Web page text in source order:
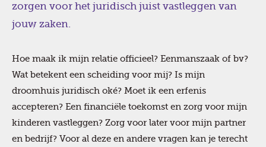
zorgen voor het juridisch juist vastleggen van
jouw zaken.
Hoe maak ik mijn relatie officieel? Eenmanszaak of bv?
Wat betekent een scheiding voor mij? Is mijn
droomhuis juridisch oké? Moet ik een erfenis
accepteren? Een financiële toekomst en zorg voor mijn
kinderen vastleggen? Zorg voor later voor mijn partner
en bedrijf? Voor al deze en andere vragen kan je terecht